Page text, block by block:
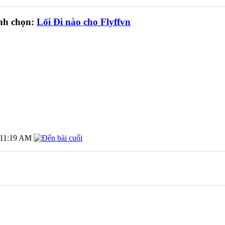
chọn: Lối Đi nào cho Flyffvn
11:19 AM